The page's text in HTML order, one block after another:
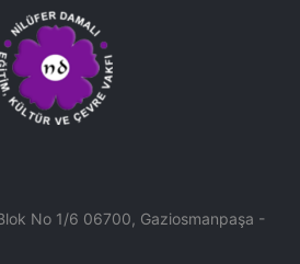
No 1/6 06700, Gaziosmanpaşa -